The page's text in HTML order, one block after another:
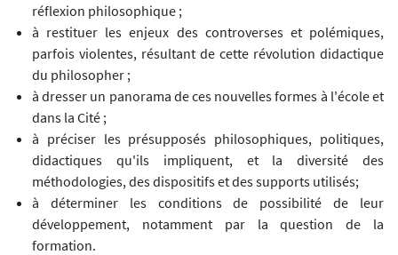
réflexion philosophique ;
à restituer les enjeux des controverses et polémiques,
parfois violentes, résultant de cette révolution didactique
du philosopher ;
à dresser un panorama de ces nouvelles formes à l'école et
dans la Cité ;
à préciser les présupposés philosophiques, politiques,
didactiques qu'ils impliquent, et la diversité des
méthodologies, des dispositifs et des supports utilisés;
à déterminer les conditions de possibilité de leur
développement, notamment par la question de la
formation.